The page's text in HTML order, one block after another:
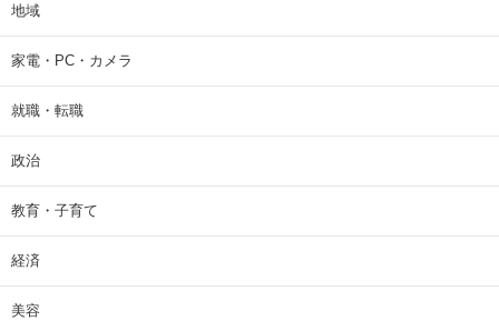
地域
家電・PC・カメラ
就職・転職
政治
教育・子育て
経済
美容